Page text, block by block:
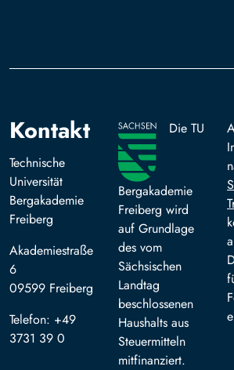
Kontakt
Technische
Universität
Bergakademie
Freiberg
Akademiestraße
6
09599 Freiberg
Telefon: +49
3731 39 0
Die TU
Bergakademie
Freiberg wird
auf Grundlage
des vom
Sächsischen
Landtag
beschlossenen
Haushalts aus
Steuermitteln
mitfinanziert.